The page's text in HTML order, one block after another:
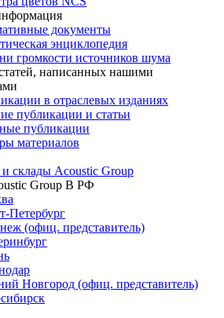
документы
энциклопедия
громкости источников шума
написанных нашими
в отраслевых изданиях
публикации и статьи
публикации
материалов
склады Acoustic Group
Group В РФ
Петербург
(офиц. представитель)
Новгород (офиц. представитель)